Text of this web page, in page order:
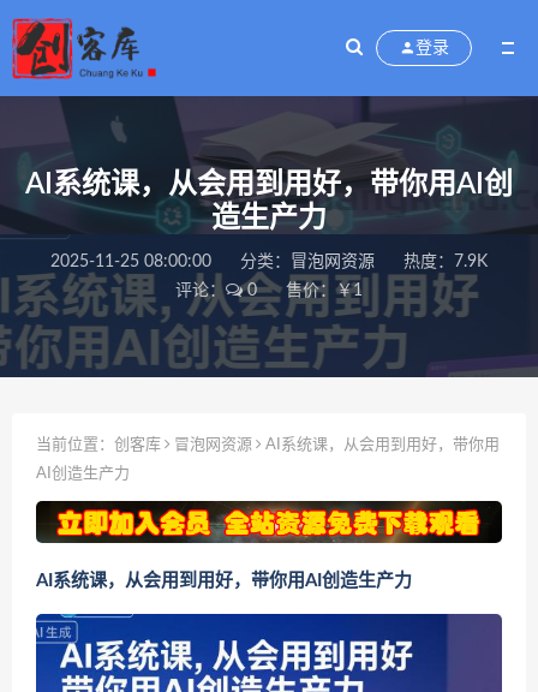
登录
AI系统课，从会用到用好，带你用AI创
造生产力
2025-11-25 08:00:00 分类： 冒泡网资源
热度：7.9K
评论：
0 售价：￥1
当前位置： 创客库 冒泡网资源
AI系统课，从会用到用好，带你用
AI创造生产力
AI系统课，从会用到用好，带你用AI创造生产力